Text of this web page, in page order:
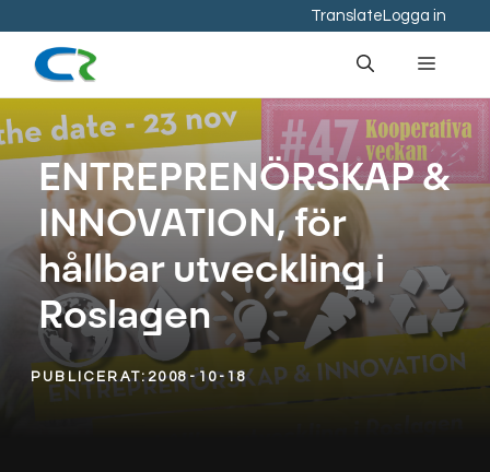
innehåll
Translate Logga in
Meny
ENTREPRENÖRSKAP &
INNOVATION, för
hållbar utveckling i
Roslagen
PUBLICERAT:2008-10-18